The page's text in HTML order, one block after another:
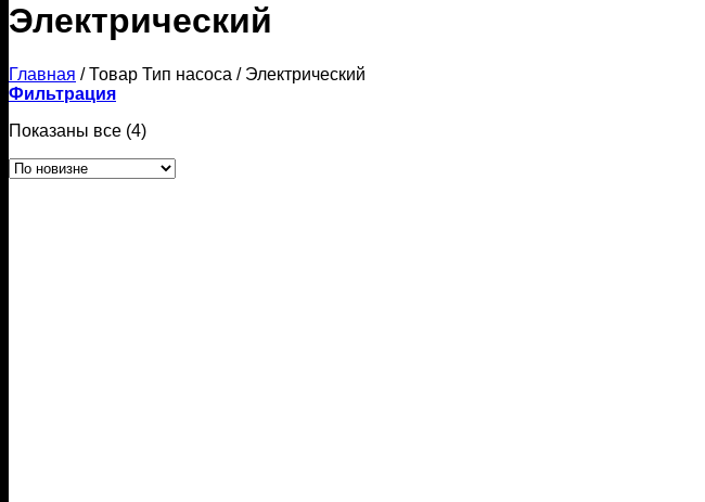
Электрический
Главная /Товар Тип насоса /Электрический
Фильтрация
Показаны все (4)Сортировка:
недавние